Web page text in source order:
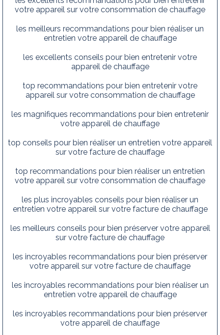
votre appareil sur votre consommation de chauffage
les meilleurs recommandations pour bien réaliser un
entretien votre appareil de chauffage
les excellents conseils pour bien entretenir votre
appareil de chauffage
top recommandations pour bien entretenir votre
appareil sur votre consommation de chauffage
les magnifiques recommandations pour bien entretenir
votre appareil de chauffage
top conseils pour bien réaliser un entretien votre appareil
sur votre facture de chauffage
top recommandations pour bien réaliser un entretien
votre appareil sur votre consommation de chauffage
les plus incroyables conseils pour bien réaliser un
entretien votre appareil sur votre facture de chauffage
les meilleurs conseils pour bien préserver votre appareil
sur votre facture de chauffage
les incroyables recommandations pour bien préserver
votre appareil sur votre facture de chauffage
les incroyables recommandations pour bien réaliser un
entretien votre appareil de chauffage
les incroyables recommandations pour bien préserver
votre appareil de chauffage